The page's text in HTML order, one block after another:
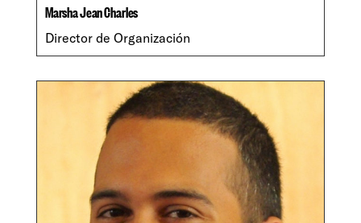
Marsha Jean Charles
Director de Organización